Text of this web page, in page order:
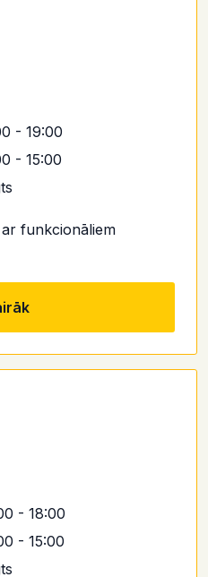
- 19:00
- 15:00
funkcionāliem
- 18:00
- 15:00